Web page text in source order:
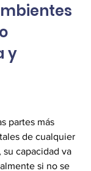
y
partes más
de cualquier
capacidad va
si no se